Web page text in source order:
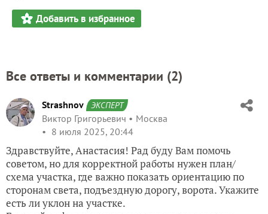
Добавить в избранное
Все ответы и комментарии (2)
Strashnov ЭКСПЕРТ
Виктор Григорьевич
Москва
8 июля 2025, 20:44
Здравствуйте, Анастасия! Рад буду Вам помочь
советом, но для корректной работы нужен план/
схема участка, где важно показать ориентацию по
сторонам света, подъездную дорогу, ворота. Укажите
есть ли уклон на участке.